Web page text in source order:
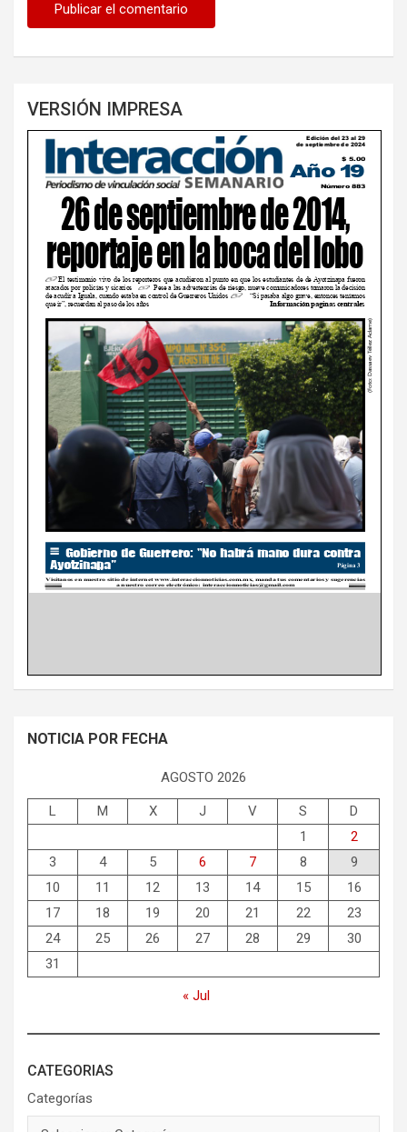
VERSIÓN IMPRESA
NOTICIA POR FECHA
AGOSTO 2026
L M X J V S
D
1
2
3
4 5 6 7 8
9
10
11 12 13 14 15
16
17
18 19 20 21 22
23
24
25 26 27 28 29
30
31
« Jul
CATEGORIAS
Categorías